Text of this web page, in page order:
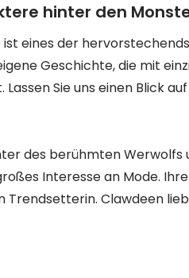
hinter den
eines der
Geschichte, die mit
Lassen Sie uns einen Blick
des berühmten
Interesse an Mode.
Trendsetterin. Clawdeen